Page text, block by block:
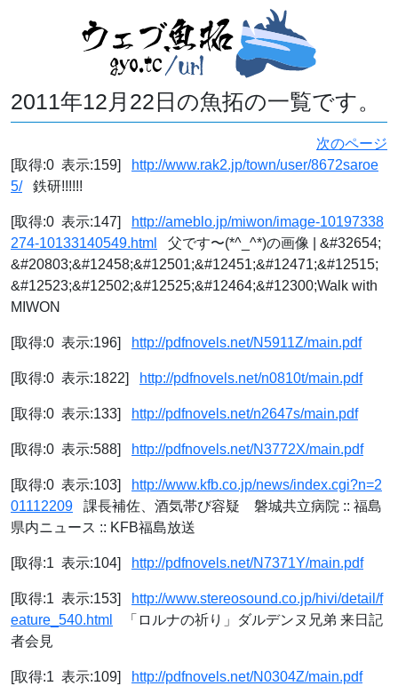
2011年12月22日の魚拓の一覧です。
次のページ
[取得:0 表示:159]
http://www.rak2.jp/town/user/8672saroe
5/鉄研!!!!!!
[取得:0 表示:147]
http://ameblo.jp/miwon/image-10197338
274-10133140549.html
父です〜(*^_^*)の画像 | &#32654;
&#20803;&#12458;&#12501;&#12451;&#12471;&#12515;
&#12523;&#12502;&#12525;&#12464;&#12300;Walk with
MIWON
[取得:0 表示:196] http://pdfnovels.net/N5911Z/main.pdf
[取得:0 表示:1822] http://pdfnovels.net/n0810t/main.pdf
[取得:0 表示:133] http://pdfnovels.net/n2647s/main.pdf
[取得:0 表示:588] http://pdfnovels.net/N3772X/main.pdf
[取得:0 表示:103]
http://www.kfb.co.jp/news/index.cgi?n=2
01112209 課長補佐、酒気帯び容疑 磐城共立病院 :: 福島
県内ニュース :: KFB福島放送
[取得:1 表示:104] http://pdfnovels.net/N7371Y/main.pdf
[取得:1 表示:153]
http://www.stereosound.co.jp/hivi/detail/f
eature_540.html
「ロルナの祈り」ダルデンヌ兄弟 来日記
者会見
[取得:1 表示:109] http://pdfnovels.net/N0304Z/main.pdf